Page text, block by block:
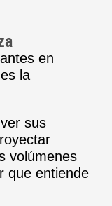
en
la
sus
volúmenes
que entiende